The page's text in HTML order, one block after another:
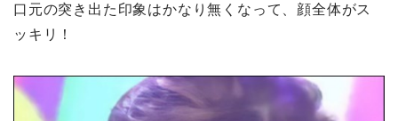
口元の突き出た印象はかなり無くなって、顔全体がス
ッキリ！